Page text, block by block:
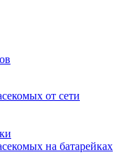
от сети
на батарейках